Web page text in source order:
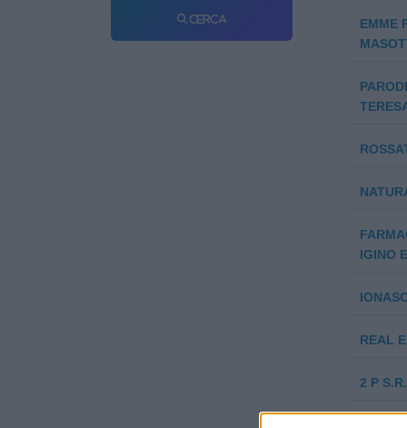
Cerca
EMME
IGINO
REAL
2 P